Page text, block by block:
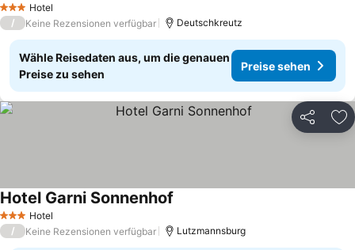
3 SterneHotel
/ Keine Rezensionen verfügbar Deutschkreutz
Wähle Reisedaten aus, um die genauen
Preise zu sehen
Preise sehen
Teilen
3 SterneHotel
Hotel Garni Sonnenhof
/ Keine Rezensionen verfügbar Lutzmannsburg